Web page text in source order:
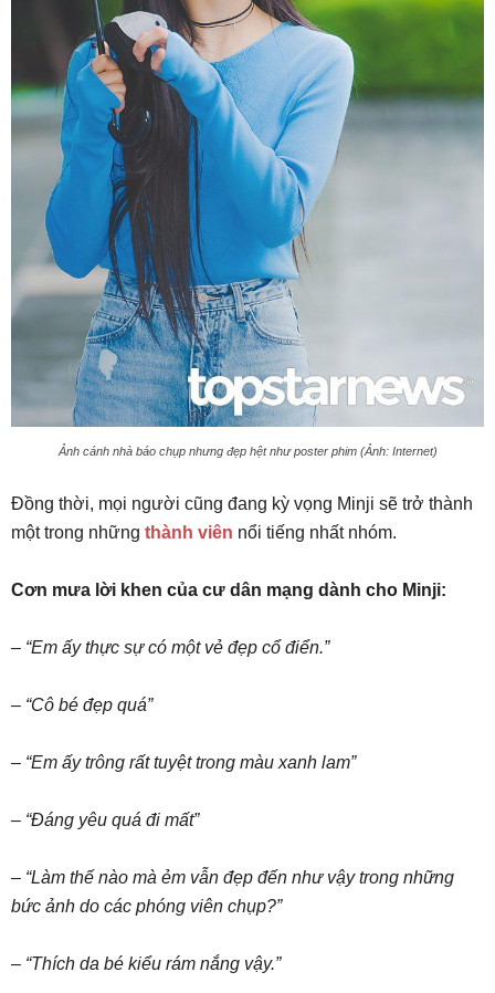
Ảnh cánh nhà báo chụp nhưng đẹp hệt như poster phim (Ảnh: Internet)
Đồng thời, mọi người cũng đang kỳ vọng Minji sẽ trở thành
một trong những thành viên nổi tiếng nhất nhóm.
Cơn mưa lời khen của cư dân mạng dành cho Minji:
– “Em ấy thực sự có một vẻ đẹp cổ điển.”
– “Cô bé đẹp quá”
– “Em ấy trông rất tuyệt trong màu xanh lam”
– “Đáng yêu quá đi mất”
– “Làm thế nào mà ẻm vẫn đẹp đến như vậy trong những
bức ảnh do các phóng viên chụp?”
– “Thích da bé kiểu rám nắng vậy.”